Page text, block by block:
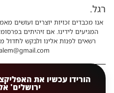
רגל.
אנו מכבדים זכויות יוצרים ועושים
המגיעים לידינו. אם זיהיתים
רשאים לפנות אלינו ולבקש
הורידו עכשיו את
ירושלים'